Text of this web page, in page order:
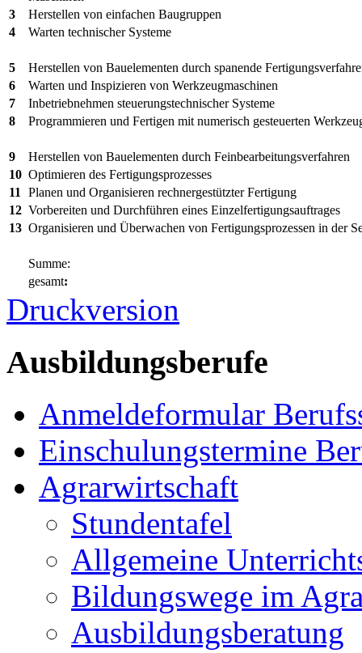
3
Herstellen von einfachen Baugruppen
4
Warten technischer Systeme
5
Herstellen von Bauelementen durch spanende
6
Warten und Inspizieren von Werkzeugmaschinen
7
Inbetriebnehmen steuerungstechnischer Systeme
8
Programmieren und Fertigen mit numerisch gesteuerten
9
Herstellen von Bauelementen durch Feinbearbeitungsverfahren
10 Optimieren des Fertigungsprozesses
11
Planen und Organisieren rechnergestützter Fertigung
12 Vorbereiten und Durchführen eines Einzelfertigungsauftrages
13 Organisieren und Überwachen von Fertigungsprozessen in der
Summe:
gesamt:
Druckversion
Ausbildungsberufe
Anmeldeformular
Einschulungstermine
Agrarwirtschaft
Stundentafel
Allgemeine
Bildungswege im
Ausbildungsberatung